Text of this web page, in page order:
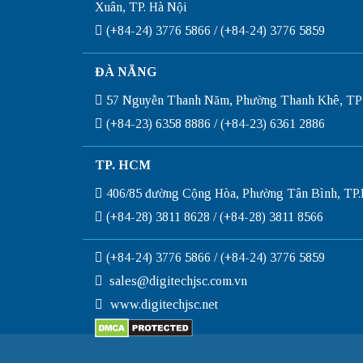
Xuân, TP. Hà Nội
(+84-24) 3776 5866 / (+84-24) 3776 5859
ĐÀ NẴNG
57 Nguyễn Thanh Năm, Phường Thanh Khê,
(+84-23) 6358 8886 / (+84-23) 6361 2886
TP. HCM
406/85 đường Cộng Hòa, Phường Tân Bình,
(+84-28) 3811 8628 / (+84-28) 3811 8566
(+84-24) 3776 5866 / (+84-24) 3776 5859
sales@digitechjsc.com.vn
www.digitechjsc.net